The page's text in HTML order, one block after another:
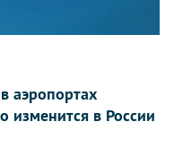
аэропортах
изменится в России